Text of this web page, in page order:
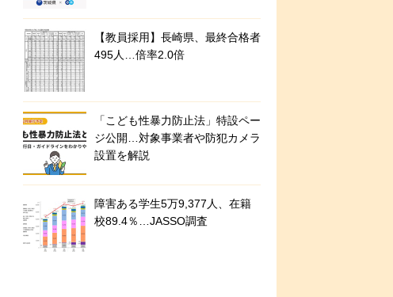
【教員採用】長崎県、最終合格者
495人…倍率2.0倍
「こども性暴力防止法」特設ペー
ジ公開…対象事業者や防犯カメラ
設置を解説
障害ある学生5万9,377人、在籍
校89.4％…JASSO調査